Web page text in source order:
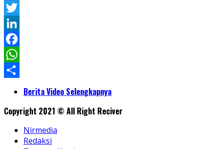
Pinterest
Twitter
LinkedIn
Facebook
WhatsApp
ShareBerita Video Selengkapnya
Copyright 2021 © All Right Reciver
Nirmedia
Redaksi